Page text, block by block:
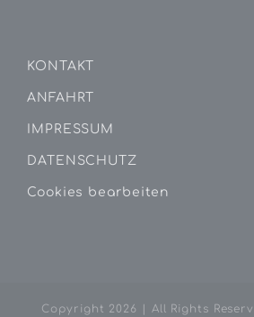
KONTAKT
ANFAHRT
IMPRESSUM
DATENSCHUTZ
Cookies bearbeiten
Copyright 2026 | All Rights